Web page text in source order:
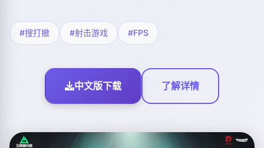
#搜打撤 #射击游戏 #FPS
中文版下载 了解详情